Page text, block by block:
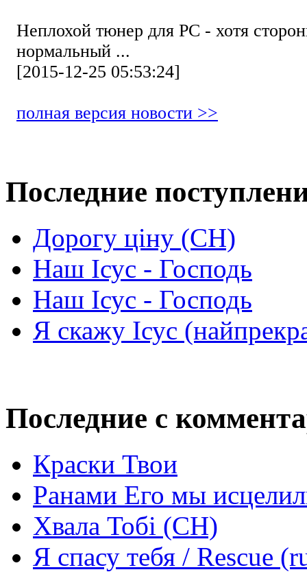
Неплохой тюнер для РС - хотя
нормальный ...
[2015-12-25 05:53:24]
полная версия новости >>
Последние
Дорогу ціну (СН)
Наш Ісус - Господь
Наш Ісус - Господь
Я скажу Ісус
Последние с
Краски Твои
Ранами Его мы
Хвала Тобі (СН)
Я спасу тебя / Rescue